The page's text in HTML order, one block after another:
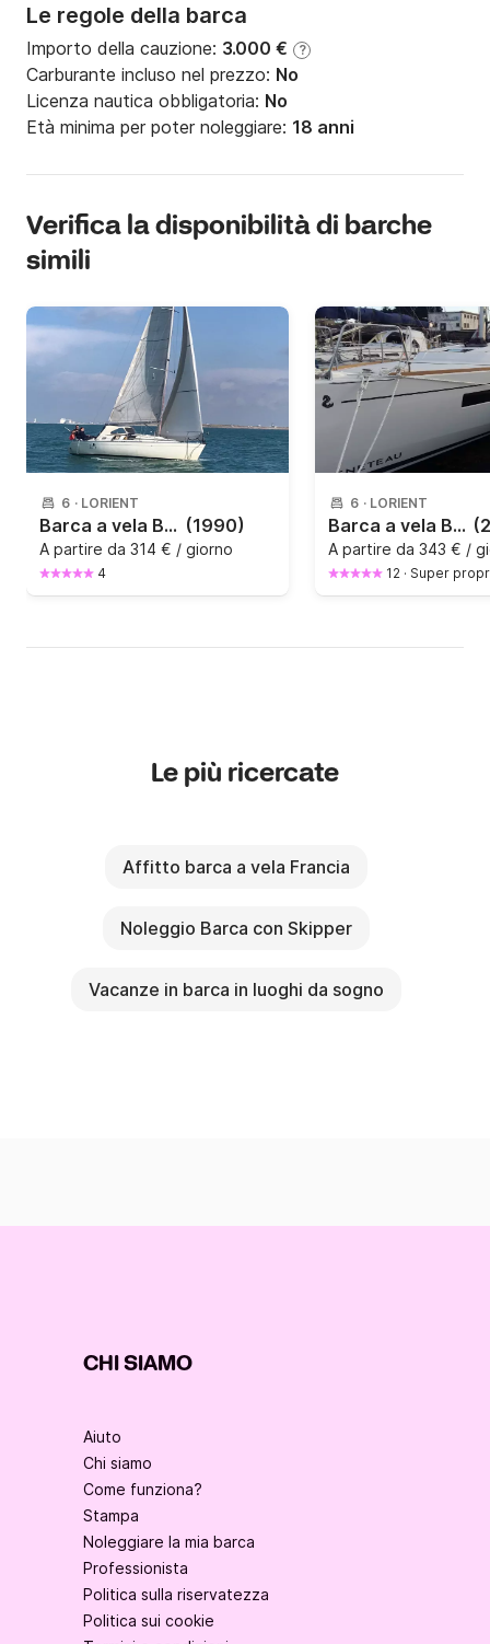
-Verricelli SELF-TAILING molto potenti, 2 manovelle.
-Ripetitore GPS, ECOSCANDAGLIO, 2 BUSSOLE a
paratia.
-COFANO TETTO (2019)
scomparsa, SCALETTA BAGNO
FACOLTATIVO (da specificare al momento della
LETTI: Piumini e cuscini per 2 cabine (50
Euro/noleggio/settimana)
Gommone da mare biposto KAYAK (50
Euro/noleggio/settimana)
PADDLE 2 persone (50 Euro/noleggio/settimana)
Il carburante è a carico dell'inquilino.
IMPORTANTE:
Per maggiori informazioni sulla regione, sulla barca e
sulla sua disponibilità nonché per pianificare il vostro
Le regole della barca
Importo della cauzione: 3.000 € ?
Carburante incluso nel prezzo: No
Licenza nautica obbligatoria: No
Età minima per poter noleggiare: 18 anni
Verifica la disponibilità di barche
simili
6 · LORIENT
Barca a vela Beneteau First 32s5 9.9m (1990)
A partire da 314 € / giorno
4
6 · LORIENT
Barca a vela Beneteau Oceanis 38.1 11.5m
A partire da 343 € /
12 · Super
Le più ricercate
Affitto barca a vela Francia
Noleggio Barca con Skipper
Vacanze in barca in luoghi da sogno
CHI SIAMO
Aiuto
Chi siamo
Come funziona?
Stampa
Noleggiare la mia barca
Professionista
Politica sulla riservatezza
Politica sui cookie